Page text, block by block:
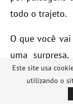
todo o trajeto.
O que você
uma
vilarejos e
de tudo o
Este site usa
utilizando o